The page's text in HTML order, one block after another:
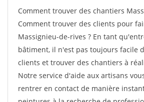
Comment trouver des chantiers
Comment trouver des clients pour
Massignieu-de-rives ? En tant
bâtiment, il n'est pas toujours facile
clients et trouver des chantiers à
Notre service d'aide aux artisans
rentrer en contact de manière